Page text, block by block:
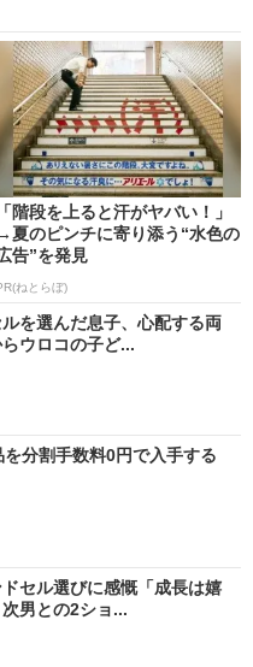
「階段を上ると汗がヤバい！」
夏のピンチに寄り添う“水色の
告”を発見
ねとらぼ)
ルを選んだ息子、心配する両
ウロコの子ど...
分割手数料0円で入手する
セル選びに感慨「成長は嬉
男との2ショ...